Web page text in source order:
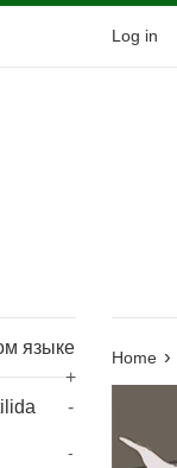
Log in
языке
+
-
-
Home ›